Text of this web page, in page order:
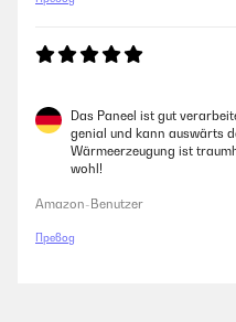
Das Paneel ist gut
genial und kann auswärts
Wärmeerzeugung ist
wohl!
Amazon-Benutzer
Превод